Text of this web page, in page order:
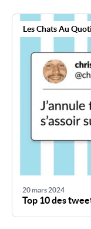
Les Chats Au
20 mars 2024
Top 10 des